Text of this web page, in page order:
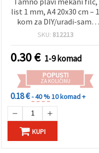
list 1 mm, A4 20x30 cm – 1
kom za DIY/uradi-sam,
hobi rukotvorine, šivanje,
dekoracije
SKU: 812213
0.30€ 1-9 komad
POPUSTI
ZA KOLIČINU
0.18 €- 40 %10 komad +
KUPI